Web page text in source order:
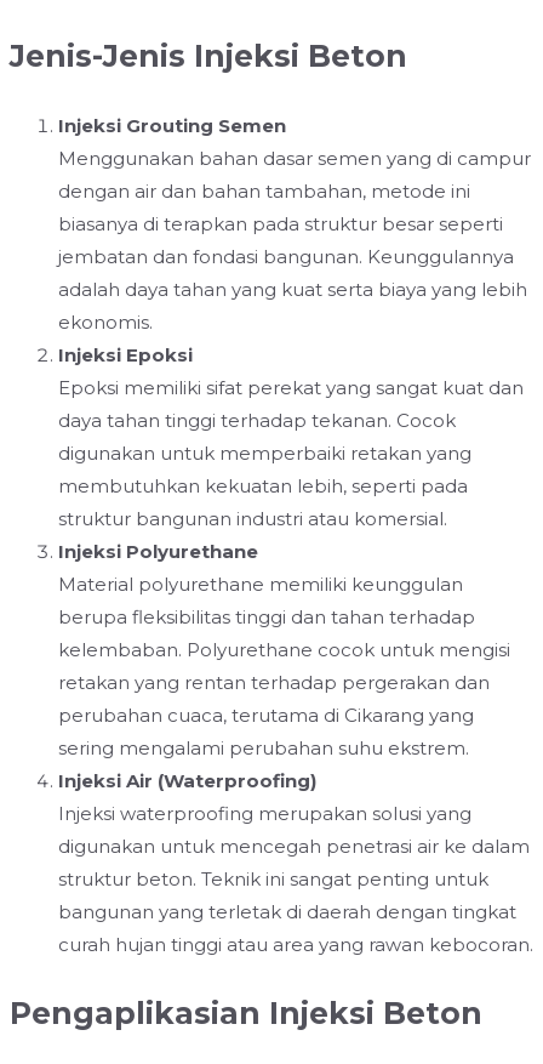
Jenis-Jenis Injeksi Beton
Injeksi Grouting Semen
Menggunakan bahan dasar semen yang di campur
dengan air dan bahan tambahan, metode ini
biasanya di terapkan pada struktur besar seperti
jembatan dan fondasi bangunan. Keunggulannya
adalah daya tahan yang kuat serta biaya yang lebih
ekonomis.
Injeksi Epoksi
Epoksi memiliki sifat perekat yang sangat kuat dan
daya tahan tinggi terhadap tekanan. Cocok
digunakan untuk memperbaiki retakan yang
membutuhkan kekuatan lebih, seperti pada
struktur bangunan industri atau komersial.
Injeksi Polyurethane
Material polyurethane memiliki keunggulan
berupa fleksibilitas tinggi dan tahan terhadap
kelembaban. Polyurethane cocok untuk mengisi
retakan yang rentan terhadap pergerakan dan
perubahan cuaca, terutama di Cikarang yang
sering mengalami perubahan suhu ekstrem.
Injeksi Air (Waterproofing)
Injeksi waterproofing merupakan solusi yang
digunakan untuk mencegah penetrasi air ke dalam
struktur beton. Teknik ini sangat penting untuk
bangunan yang terletak di daerah dengan tingkat
curah hujan tinggi atau area yang rawan kebocoran.
Pengaplikasian Injeksi Beton